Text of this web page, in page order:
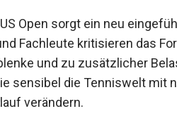
Link)
Open sorgt ein neu
Fachleute kritisieren das
und zu zusätzlicher